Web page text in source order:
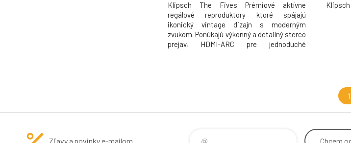
Klipsch The Fives Prémiové aktívne
regálové reproduktory ktoré spájajú
ikonický vintage dizajn s moderným
zvukom. Ponúkajú výkonný a detailný stereo
prejav, HDMI-ARC pre jednoduché
1
Zľavy a novinky e-mailom Chcem